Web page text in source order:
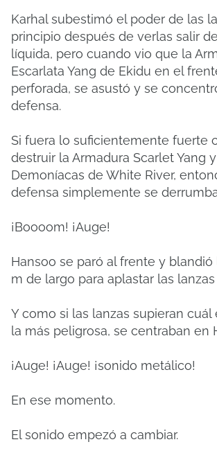
Karhal subestimó el poder de las
principio después de verlas salir
líquida, pero cuando vio que la
Escarlata Yang de Ekidu en el
perforada, se asustó y se
defensa.
Si fuera lo suficientemente fuerte
destruir la Armadura Scarlet Yang
Demoníacas de White River,
defensa simplemente se
¡Boooom! ¡Auge!
Hansoo se paró al frente y blandió
m de largo para aplastar las
Y como si las lanzas supieran cuál
la más peligrosa, se centraban en
¡Auge! ¡Auge! ¡sonido metálico!
En ese momento.
El sonido empezó a cambiar.